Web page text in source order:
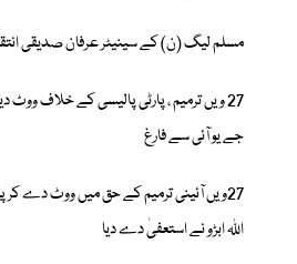
مسلم لیگ (ن) کے سینیٹر عرفان صدیقی
27 ویں ترمیم ، پارٹی پالیسی کے خلاف
جے یو آئی سے فارغ
27ویں آئینی ترمیم کے حق میں ووٹ دے
اللہ ابڑو نے استعفیٰ دے دیا